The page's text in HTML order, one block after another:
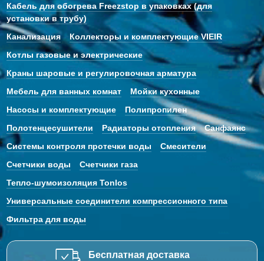
Кабель для обогрева Freezstop в упаковках (для
установки в трубу)
Канализация
Коллекторы и комплектующие VIEIR
Котлы газовые и электрические
Краны шаровые и регулировочная арматура
Мебель для ванных комнат
Мойки кухонные
Насосы и комплектующие
Полипропилен
Полотенцесушители
Радиаторы отопления
Санфаянс
Системы контроля протечки воды
Смесители
Счетчики воды
Счетчики газа
Тепло-шумоизоляция Tonlos
Универсальные соединители компрессионного типа
Фильтра для воды
Бесплатная доставка